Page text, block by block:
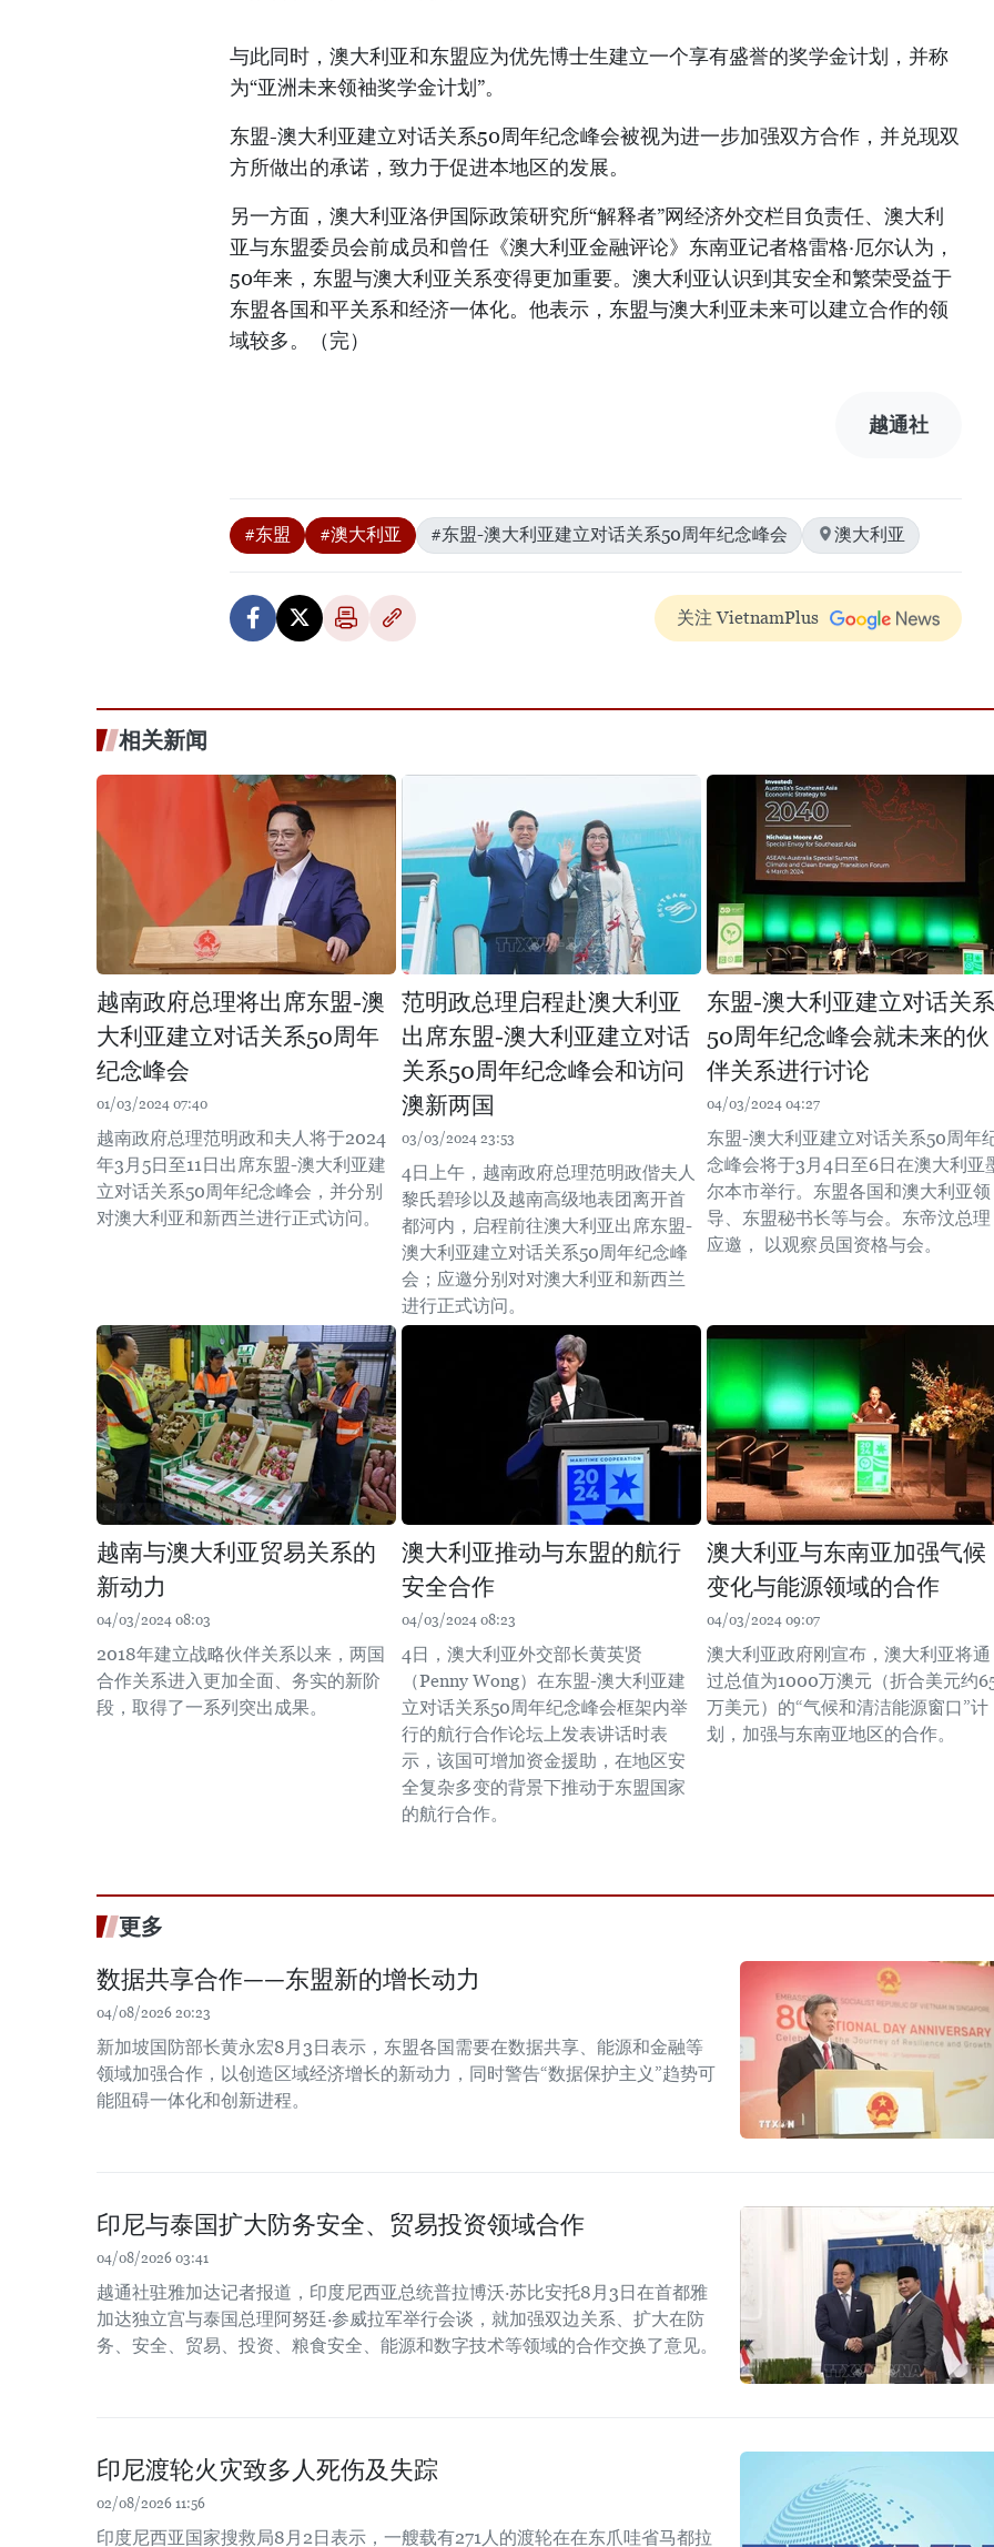
与此同时，澳大利亚和东盟应为优先博士生建立一个享有盛誉的奖学金计划，并称
为“亚洲未来领袖奖学金计划”。
东盟-澳大利亚建立对话关系50周年纪念峰会被视为进一步加强双方合作，并兑现双
方所做出的承诺，致力于促进本地区的发展。
另一方面，澳大利亚洛伊国际政策研究所“解释者”网经济外交栏目负责任、澳大利
亚与东盟委员会前成员和曾任《澳大利亚金融评论》东南亚记者格雷格·厄尔认为，
50年来，东盟与澳大利亚关系变得更加重要。澳大利亚认识到其安全和繁荣受益于
东盟各国和平关系和经济一体化。他表示，东盟与澳大利亚未来可以建立合作的领
域较多。（完）
越通社
#东盟 #澳大利亚 #东盟-澳大利亚建立对话关系50周年纪念峰会 澳大利亚
关注 VietnamPlus
相关新闻
越南政府总理将出席东盟-澳
大利亚建立对话关系50周年
纪念峰会
01/03/2024 07:40
越南政府总理范明政和夫人将于2024
年3月5日至11日出席东盟-澳大利亚建
立对话关系50周年纪念峰会，并分别
对澳大利亚和新西兰进行正式访问。
范明政总理启程赴澳大利亚
出席东盟-澳大利亚建立对话
关系50周年纪念峰会和访问
澳新两国
03/03/2024 23:53
4日上午，越南政府总理范明政偕夫人
黎氏碧珍以及越南高级地表团离开首
都河内，启程前往澳大利亚出席东盟-
澳大利亚建立对话关系50周年纪念峰
会；应邀分别对对澳大利亚和新西兰
进行正式访问。
东盟-澳大利亚建立对话关系
50周年纪念峰会就未来的伙
伴关系进行讨论
04/03/2024 04:27
东盟-澳大利亚建立对话关系50周年
念峰会将于3月4日至6日在澳大利亚
尔本市举行。东盟各国和澳大利亚领
导、东盟秘书长等与会。东帝汶总理
应邀， 以观察员国资格与会。
越南与澳大利亚贸易关系的
新动力
04/03/2024 08:03
2018年建立战略伙伴关系以来，两国
合作关系进入更加全面、务实的新阶
段，取得了一系列突出成果。
澳大利亚推动与东盟的航行
安全合作
04/03/2024 08:23
4日，澳大利亚外交部长黄英贤
（Penny Wong）在东盟-澳大利亚建
立对话关系50周年纪念峰会框架内举
行的航行合作论坛上发表讲话时表
示，该国可增加资金援助，在地区安
全复杂多变的背景下推动于东盟国家
的航行合作。
澳大利亚与东南亚加强气候
变化与能源领域的合作
04/03/2024 09:07
澳大利亚政府刚宣布，澳大利亚将通
过总值为1000万澳元（折合美元约
万美元）的“气候和清洁能源窗口”计
划，加强与东南亚地区的合作。
更多
数据共享合作——东盟新的增长动力
04/08/2026 20:23
新加坡国防部长黄永宏8月3日表示，东盟各国需要在数据共享、能源和金融等
领域加强合作，以创造区域经济增长的新动力，同时警告“数据保护主义”趋势可
能阻碍一体化和创新进程。
印尼与泰国扩大防务安全、贸易投资领域合作
04/08/2026 03:41
越通社驻雅加达记者报道，印度尼西亚总统普拉博沃·苏比安托8月3日在首都雅
加达独立宫与泰国总理阿努廷·参威拉军举行会谈，就加强双边关系、扩大在防
务、安全、贸易、投资、粮食安全、能源和数字技术等领域的合作交换了意见。
印尼渡轮火灾致多人死伤及失踪
02/08/2026 11:56
印度尼西亚国家搜救局8月2日表示，一艘载有271人的渡轮在在东爪哇省马都拉